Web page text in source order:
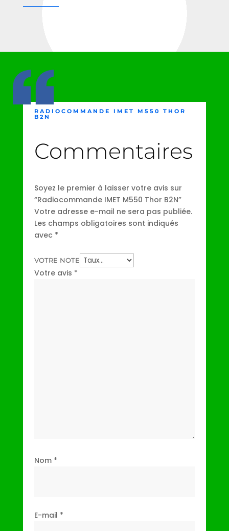
RADIOCOMMANDE IMET M550 THOR
B2N
Commentaires
Soyez le premier à laisser votre avis sur
“Radiocommande IMET M550 Thor B2N”
Votre adresse e-mail ne sera pas publiée.
Les champs obligatoires sont indiqués
avec *
VOTRE NOTE
Votre avis *
Nom *
E-mail *